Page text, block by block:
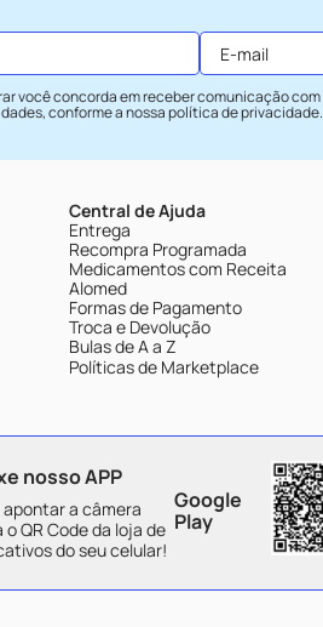
você concorda em receber comunicação com
conforme a nossapolítica de privacidade.
Central de Ajuda
Entrega
Recompra Programada
Medicamentos com Receita
Alomed
Formas de Pagamento
Troca e Devolução
Bulas de A a Z
Políticas de Marketplace
nosso APP
apontar a câmera
o QR Code da loja de
do seu celular!
Google
Play